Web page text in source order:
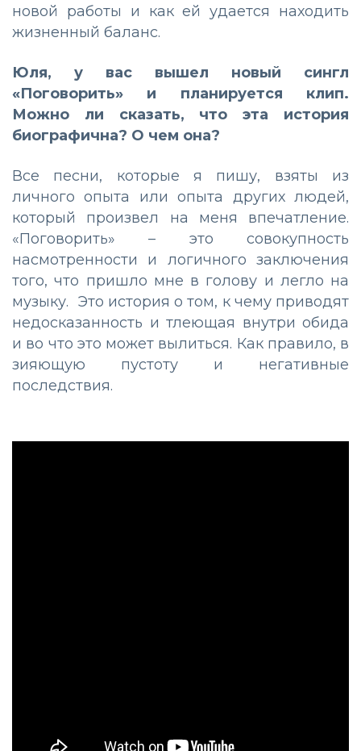
новой работы и как ей удается находить
жизненный баланс.
Юля, у вас вышел новый сингл
«Поговорить» и планируется клип.
Можно ли сказать, что эта история
биографична? О чем она?
Все песни, которые я пишу, взяты из
личного опыта или опыта других людей,
который произвел на меня впечатление.
«Поговорить» – это совокупность
насмотренности и логичного заключения
того, что пришло мне в голову и легло на
музыку. Это история о том, к чему приводят
недосказанность и тлеющая внутри обида
и во что это может вылиться. Как правило, в
зияющую пустоту и негативные
последствия.